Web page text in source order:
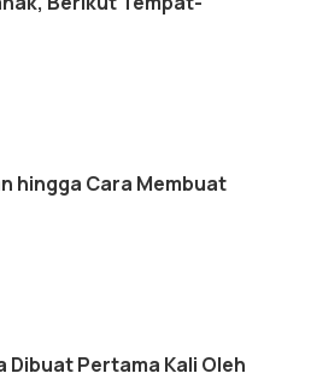
hingga Cara Membuat
Dibuat Pertama Kali Oleh